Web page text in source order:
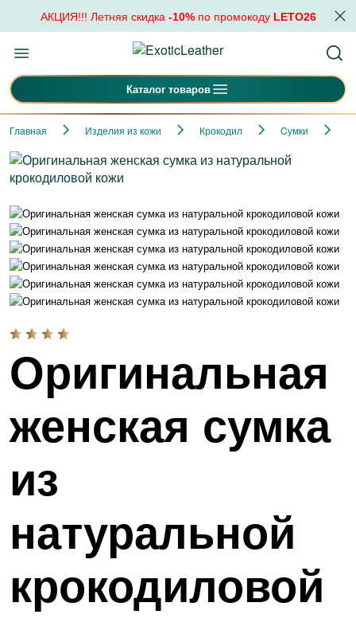
АКЦИЯ!!! Летняя скидка -10%по промокоду LETO26
Каталог товаров
Главная Изделия из кожи Крокодил Cумки
Оригинальная
женская сумка
из
натуральной
крокодиловой